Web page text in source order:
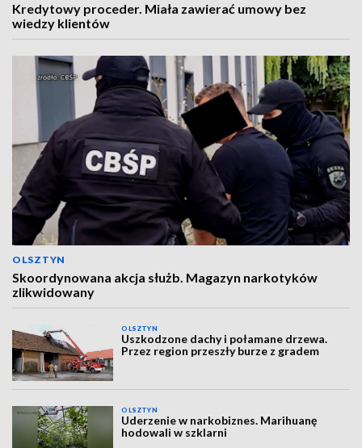
Kredytowy proceder. Miała zawierać umowy bez
wiedzy klientów
OLSZTYN
Skoordynowana akcja służb. Magazyn narkotyków
zlikwidowany
OLSZTYN
Uszkodzone dachy i połamane drzewa.
Przez region przeszły burze z gradem
OLSZTYN
Uderzenie w narkobiznes. Marihuanę
hodowali w szklarni